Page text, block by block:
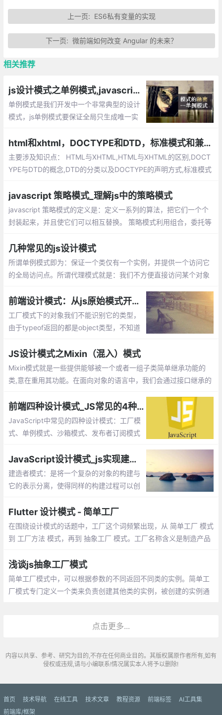
上一页: ES6私有变量的实现
下一页: 微前端如何改变 Angular 的未来？
相关推荐
js设计模式之单例模式,javascript如何将一个对象设计成单例
单例模式是我们开发中一个非常典型的设计
模式，js单例模式要保证全局只生成唯一实
不同于静态类，我们可以延迟单例对象的初
始化，通常这种情况发生在我们需要等待加
载创建单例的依赖。
html和xhtml，DOCTYPE和DTD，标准模式和兼容模式
主要涉及知识点： HTML与XHTML,HTML与XHTML的区别,DOCT
YPE与DTD的概念,DTD的分类以及DOCTYPE的声明方式,标准模式
andard Mode）和兼容模式（Quircks Mode）的区别
javascript 策略模式_理解js中的策略模式
javascript 策略模式的定义是：定义一系列的算法，把它们一个个
封装起来，并且使它们可以相互替换。 策略模式利用组合，委托等
闭原则，使代码更容易理解和扩展， 策略模式中的代码可以复用。
几种常见的js设计模式
所谓单例模式即为：保证一个类仅有一个实例，并提供一个访问它
的全局访问点。所谓代理模式就是：我们不方便直接访问某个对象
我们实际上访问的是代理对象。
前端设计模式：从js原始模式开始，去理解Js工厂模式和构造函数模式
工厂模式下的对象我们不能识别它的类型，
由于typeof返回的都是object类型，不知道
创建一个独立的person的对象，会造成代码
臃肿的情况。
JS设计模式之Mixin（混入）模式
Mixin模式就是一些提供能够被一个或者一组子类简单继承功能的
类,意在重用其功能。在面向对象的语言中，我们会通过接口继承的
前端四种设计模式_JS常见的4种模式
JavaScript中常见的四种设计模式：工厂模
式、单例模式、沙箱模式、发布者订阅模式
JavaScript设计模式_js实现建造者模式
建造者模式：是将一个复杂的对象的构建与
它的表示分离，使得同样的构建过程可以创
个类的模式，而建造者模式则是将各种产品
集中起来进行管理，用来创建复合对象
Flutter 设计模式 - 简单工厂
在围绕设计模式的话题中，工厂这个词频繁出现，从 简单工厂 模式
到 工厂方法 模式，再到 抽象工厂 模式。工厂名称含义是制造产品
建型模式
浅谈js抽象工厂模式
简单工厂模式中，可以根据参数的不同返回不同类的实例。简单工
厂模式专门定义一个类来负责创建其他类的实例，被创建的实例通
点击更多...
内容以共享、参考、研究为目的,不存在任何商业目的。其版权属原作者所有,如有
侵权或违规,请与小编联系!情况属实本人将予以删除!
首页 技术导航 在线工具 技术文章 教程资源 前端标签
AI工具集
前端库/框架